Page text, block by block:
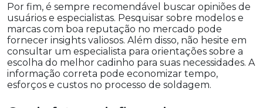
Por fim, é sempre recomendável buscar opiniões de
usuários e especialistas. Pesquisar sobre modelos e
marcas com boa reputação no mercado pode
fornecer insights valiosos. Além disso, não hesite em
consultar um especialista para orientações sobre a
escolha do melhor cadinho para suas necessidades. A
informação correta pode economizar tempo,
esforços e custos no processo de soldagem.